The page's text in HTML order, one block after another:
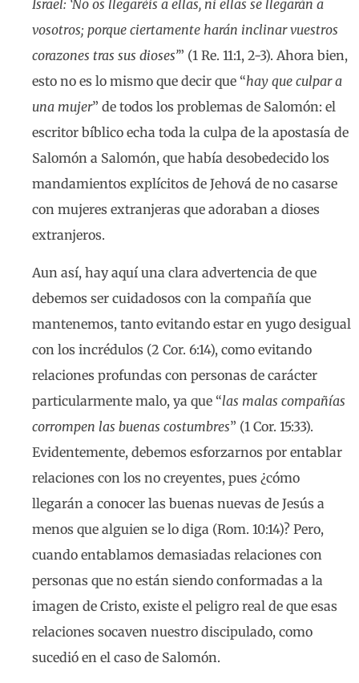
Israel: ‘No os llegaréis a ellas, ni ellas se llegarán a
vosotros; porque ciertamente harán inclinar vuestros
corazones tras sus dioses’” (1 Re. 11:1, 2-3). Ahora bien,
esto no es lo mismo que decir que “hay que culpar a
una mujer” de todos los problemas de Salomón: el
escritor bíblico echa toda la culpa de la apostasía de
Salomón a Salomón, que había desobedecido los
mandamientos explícitos de Jehová de no casarse
con mujeres extranjeras que adoraban a dioses
extranjeros.
Aun así, hay aquí una clara advertencia de que
debemos ser cuidadosos con la compañía que
mantenemos, tanto evitando estar en yugo desigual
con los incrédulos (2 Cor. 6:14), como evitando
relaciones profundas con personas de carácter
particularmente malo, ya que “las malas compañías
corrompen las buenas costumbres” (1 Cor. 15:33).
Evidentemente, debemos esforzarnos por entablar
relaciones con los no creyentes, pues ¿cómo
llegarán a conocer las buenas nuevas de Jesús a
menos que alguien se lo diga (Rom. 10:14)? Pero,
cuando entablamos demasiadas relaciones con
personas que no están siendo conformadas a la
imagen de Cristo, existe el peligro real de que esas
relaciones socaven nuestro discipulado, como
sucedió en el caso de Salomón.